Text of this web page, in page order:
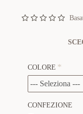
COLORE
CONFEZIONE